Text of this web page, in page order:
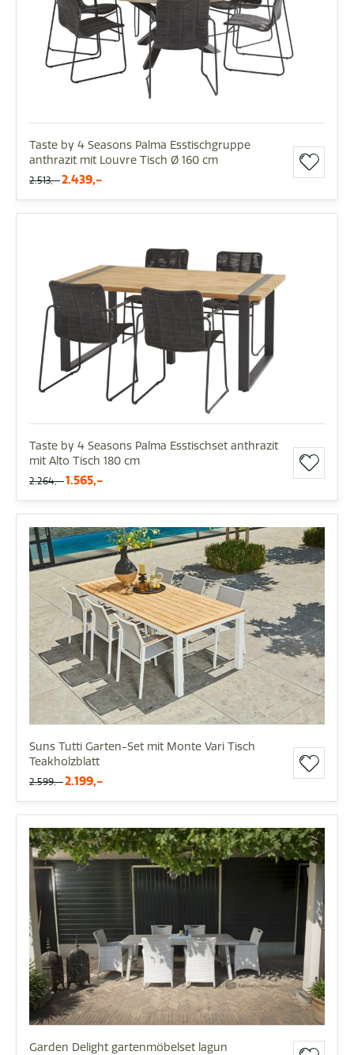
Taste by 4 Seasons Palma Esstischgruppe
anthrazit mit Louvre Tisch Ø 160 cm
2.513,- 2.439,-
Taste by 4 Seasons Palma Esstischset anthrazit
mit Alto Tisch 180 cm
2.264,- 1.565,-
Suns Tutti Garten-Set mit Monte Vari Tisch
Teakholzblatt
2.599,- 2.199,-
Garden Delight gartenmöbelset lagun